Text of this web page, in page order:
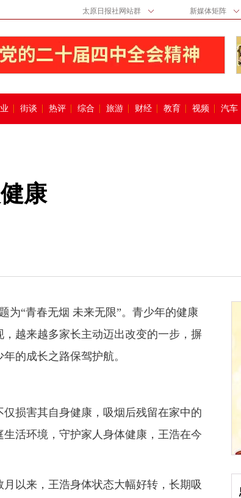
太原日报社网站群 新媒体矩阵
街谈 热评 综合 旅游 财经 教育 视频 汽车
康
“青春无烟 未来无限”。青少年的健康
越来越多家长主动迈出改变的一步，摒
的成长之路保驾护航。
损害其自身健康，吸烟后残留在家中的
活环境，守护家人身体健康，王浩在今
以来，王浩身体状态大幅好转，长期吸